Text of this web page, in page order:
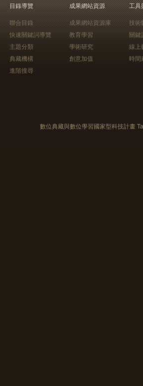
目錄導覽
聯合目錄
快速關鍵詞導覽
主題分類
典藏機構
進階搜尋
成果網站資源
成果網站資源庫
教育學習
學術研究
創意加值
工具
技術
關鍵
線上
時間
數位典藏與數位學習國家型科技計畫